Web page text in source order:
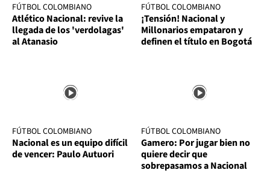
FÚTBOL COLOMBIANO
Atlético Nacional: revive la
llegada de los 'verdolagas'
al Atanasio
FÚTBOL COLOMBIANO
¡Tensión! Nacional y
Millonarios empataron y
definen el título en Bogotá
FÚTBOL COLOMBIANO
Nacional es un equipo difícil
de vencer: Paulo Autuori
FÚTBOL COLOMBIANO
Gamero: Por jugar bien no
quiere decir que
sobrepasamos a Nacional